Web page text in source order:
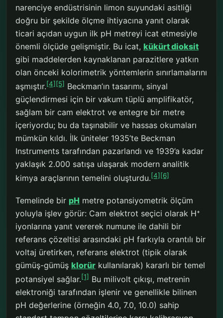
narenciye endüstrisinin limon suyundaki asitliği
doğru bir şekilde ölçme ihtiyacına yanıt olarak
ticari açıdan uygun ilk pH metreyi icat etmesiyle
önemli ölçüde gelişmiştir. Bu icat, kükürt dioksit
gibi maddelerden kaynaklanan parazitlere yatkın
olan önceki kolorimetrik yöntemlerin sınırlamalarını
aşmıştır.[4] [5] Beckman’ın tasarımı, sinyal
güçlendirmesi için bir vakum tüplü amplifikatör,
sağlam bir cam elektrot ve entegre bir metre
içeriyordu; bu da taşınabilir ve hassas okumaları
mümkün kıldı. İlk üniteler 1935’te Beckman
Instruments tarafından pazarlandı ve 1939’a kadar
yaklaşık 2.000 satışa ulaşarak modern analitik
kimya araçlarının temelini oluşturdu.[4] [6]
Temelinde bir pH metre potansiyometrik ölçüm
yoluyla işlev görür: Cam elektrot seçici olarak H⁺
iyonlarına yanıt vererek numune ile dahili bir
referans çözeltisi arasındaki pH farkıyla orantılı bir
voltaj üretirken, referans elektrot (tipik olarak
gümüş-gümüş klorür kullanılarak) kararlı bir temel
potansiyel sağlar.[1] Bu milivolt çıkışı, metrenin
elektroniği tarafından işlenir ve genellikle bilinen
pH değerlerine (örneğin 4.0, 7.0, 10.0) sahip